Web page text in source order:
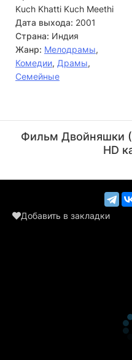
Kuch Khatti Kuch Meethi
Дата выхода: 2001
Страна: Индия
Жанр: Мелодрамы,
Комедии, Драмы,
Семейные
(Sweety's prospe...)
Фильм Двойняшки
HD
Добавить в закладки